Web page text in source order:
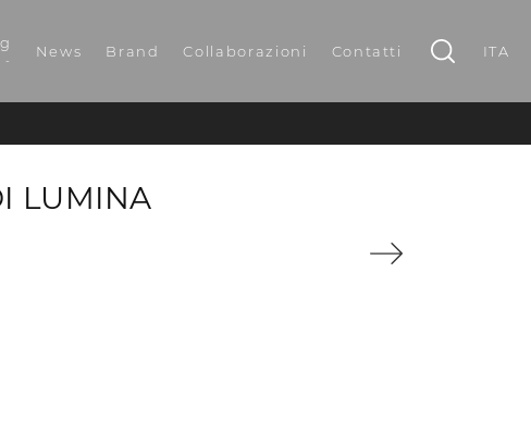
-
News Brand Collaborazioni Contatti ITA
LUMINA